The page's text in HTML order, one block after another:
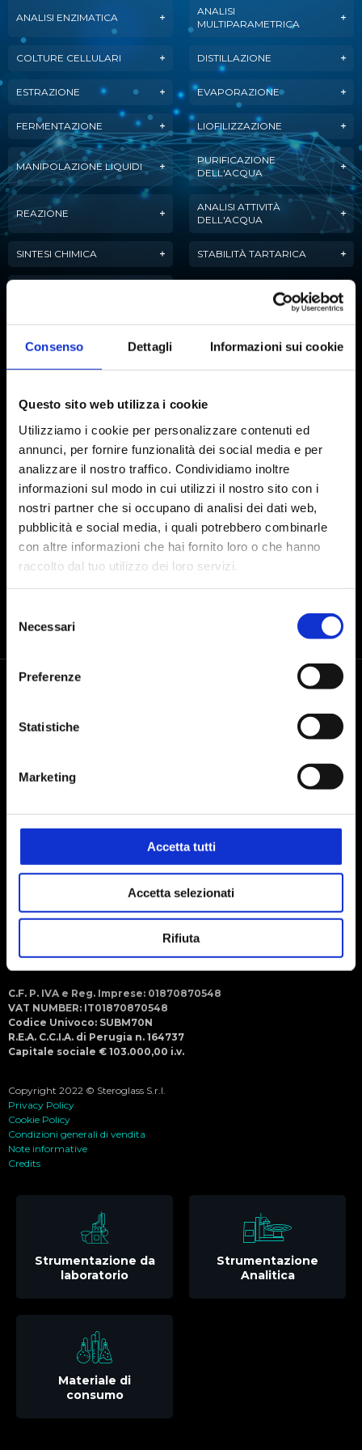
Consenso Dettagli Informazioni sui cookie
Questo sito web utilizza i cookie
Utilizziamo i cookie per personalizzare contenuti ed
annunci, per fornire funzionalità dei social media e per
analizzare il nostro traffico. Condividiamo inoltre
informazioni sul modo in cui utilizzi il nostro sito con i
nostri partner che si occupano di analisi dei dati web,
pubblicità e social media, i quali potrebbero combinarle
con altre informazioni che hai fornito loro o che hanno
raccolto dal tuo utilizzo dei loro servizi.
delNecessari
Preferenze
Statistiche
Marketing
Accetta tutti
Accetta selezionati
Rifiuta
ANALISI ENZIMATICA
ANALISI
MULTIPARAMETRICA
COLTURE CELLULARI DISTILLAZIONE
ESTRAZIONE EVAPORAZIONE
FERMENTAZIONE LIOFILIZZAZIONE
MANIPOLAZIONE LIQUIDI
PURIFICAZIONE
DELL'ACQUA
REAZIONE
ANALISI ATTIVITÀ
DELL'ACQUA
SINTESI CHIMICA STABILITÀ TARTARICA
Iscriviti alla Newsletter
visione dell'informativa sul trattamento dei dati
INVIA
Menu
+39 075 609091 (r.a.)
C.F. P. IVA e Reg. Imprese: 01870870548
VAT NUMBER: IT01870870548
Codice Univoco: SUBM70N
R.E.A. C.C.I.A. di Perugia n. 164737
Capitale sociale € 103.000,00 i.v.
Copyright 2022 © Steroglass S.r.l.
Privacy Policy
Cookie Policy
Condizioni generali di vendita
Note informative
Credits
Strumentazione da
laboratorio
Strumentazione
Analitica
Materiale di
consumo